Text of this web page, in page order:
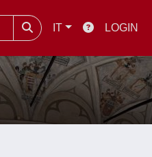
IT LOGIN